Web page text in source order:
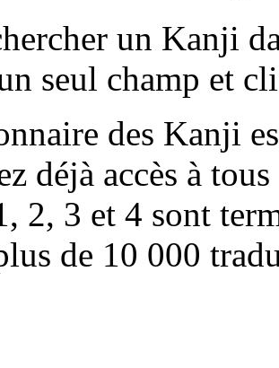
un Kanji
seul champ et
des Kanji
déjà accès à
2, 3 et 4 sont
de 10 000